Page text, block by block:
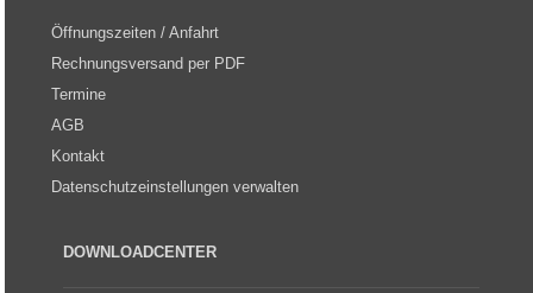
Öffnungszeiten / Anfahrt
Rechnungsversand per PDF
Termine
AGB
Kontakt
Datenschutzeinstellungen verwalten
DOWNLOADCENTER